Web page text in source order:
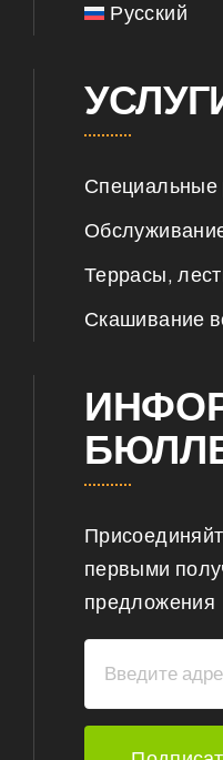
Русский
Специальные
Террасы,
Скашивание
первыми
предложения